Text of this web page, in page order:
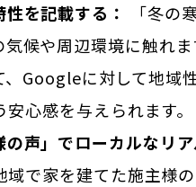
を記載する：
「冬の
気候や周辺環境に触れま
、Googleに対して地域
心感を与えられます。
の声」でローカルなリ
域で家を建てた施主様